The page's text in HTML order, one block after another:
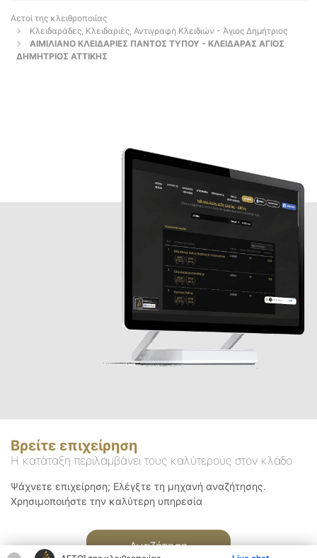
Αετοί της κλειθροποιίας
Κλειδαράδες, Κλειδαριές, Αντιγραφή Κλειδιών - Άγιος Δημήτριος
ΑΙΜΙΛΙΑΝΟ ΚΛΕΙΔΑΡΙΕΣ ΠΑΝΤΟΣ ΤΥΠΟΥ - ΚΛΕΙΔΑΡΑΣ ΑΓΙΟΣ
ΔΗΜΗΤΡΙΟΣ ΑΤΤΙΚΗΣ
Βρείτε επιχείρηση
Η κατάταξη περιλαμβάνει τους καλύτερους στον κλάδο
Ψάχνετε επιχείρηση; Ελέγξτε τη μηχανή αναζήτησης.
Χρησιμοποιήστε την καλύτερη υπηρεσία
Αναζήτηση